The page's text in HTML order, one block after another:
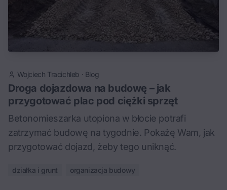
Wojciech Tracichleb · Blog
Droga dojazdowa na budowę – jak
przygotować plac pod ciężki sprzęt
Betonomieszarka utopiona w błocie potrafi
zatrzymać budowę na tygodnie. Pokażę Wam, jak
przygotować dojazd, żeby tego uniknąć.
działka i grunt organizacja budowy